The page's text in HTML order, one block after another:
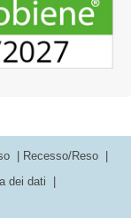
Recesso/Reso
dei dati